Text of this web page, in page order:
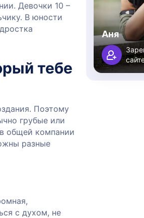
Девочки 10 –
В юности
тебе
Поэтому
грубые или
общей компании
разные
с духом, не
Аня